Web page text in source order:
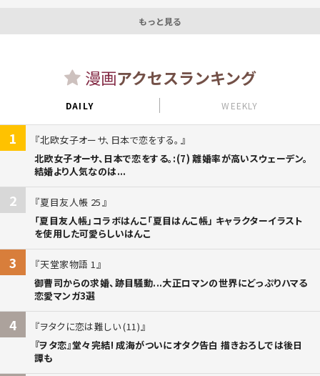
もっと見る
漫画アクセスランキング
DAILY WEEKLY
1
北欧女子オーサ、日本で恋をする。
北欧女子オーサ、日本で恋をする。:(7) 離婚率が高いスウェーデン。
結婚より人気なのは...
2
夏目友人帳 25
「夏目友人帳」コラボはんこ「夏目はんこ帳」 キャラクターイラスト
を使用した可愛らしいはんこ
3
天堂家物語 1
御曹司からの求婚、跡目騒動...大正ロマンの世界にどっぷりハマる
恋愛マンガ3選
4
ヲタクに恋は難しい (11)
『ヲタ恋』堂々完結! 成海がついにオタク告白 描きおろしでは後日
譚も